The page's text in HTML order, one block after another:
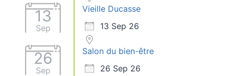
13
Sep
Vieille Ducasse
13 Sep 26
26
Sep
Salon du bien-être
26 Sep 26